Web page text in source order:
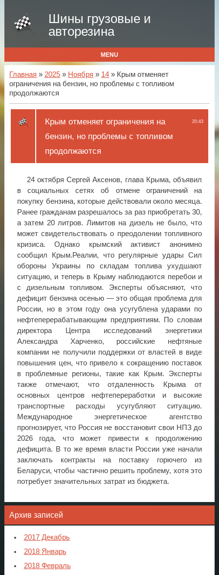
Шины грузовые и
авторезина
MENU
Главная » 2025 » Ноября » 14» Крым отменяет
ограничения на бензин, но проблемы с топливом
продолжаются
20:43
Крым отменяет ограничения на
бензин, но проблемы с топливом
продолжаются
24 октября Сергей Аксенов, глава Крыма, объявил
в социальных сетях об отмене ограничений на
покупку бензина, которые действовали около месяца.
Ранее гражданам разрешалось за раз приобретать 30,
а затем 20 литров. Лимитов на дизель не было, что
может свидетельствовать о преодолении топливного
кризиса. Однако крымский активист анонимно
сообщил Крым.Реалии, что регулярные удары Сил
обороны Украины по складам топлива ухудшают
ситуацию, и теперь в Крыму наблюдаются перебои и
с дизельным топливом. Эксперты объясняют, что
дефицит бензина осенью — это общая проблема для
России, но в этом году она усугублена ударами по
нефтеперерабатывающим предприятиям. По словам
директора Центра исследований энергетики
Александра Харченко, российские нефтяные
компании не получили поддержки от властей в виде
повышения цен, что привело к сокращению поставок
в проблемные регионы, такие как Крым. Эксперты
также отмечают, что отдаленность Крыма от
основных центров нефтепереработки и высокие
транспортные расходы усугубляют ситуацию.
Международное энергетическое агентство
прогнозирует, что Россия не восстановит свои НПЗ до
2026 года, что может привести к продолжению
дефицита. В то же время власти России уже начали
заключать контракты на поставку горючего из
Беларуси, чтобы частично решить проблему, хотя это
потребует значительных затрат из бюджета.
Архив записей
2017 Декабрь
2018 Январь
2018 Февраль